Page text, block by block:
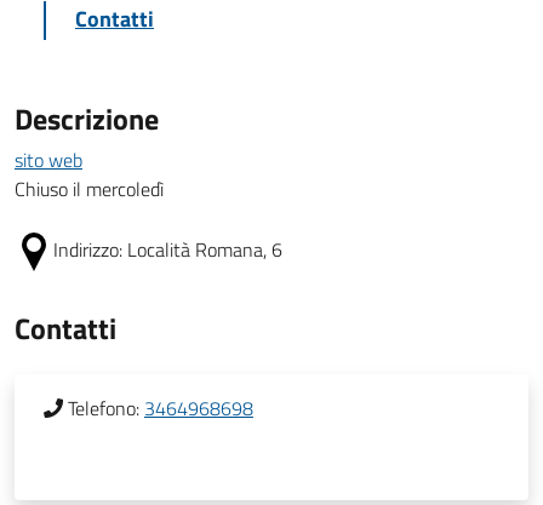
Contatti
Descrizione
sito web
Chiuso il mercoledì
Indirizzo: Località Romana, 6
Contatti
Telefono: 3464968698